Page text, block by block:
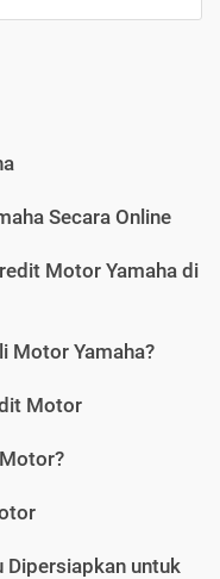
Secara Online
Motor Yamaha di
Motor Yamaha?
Motor
Dipersiapkan untuk